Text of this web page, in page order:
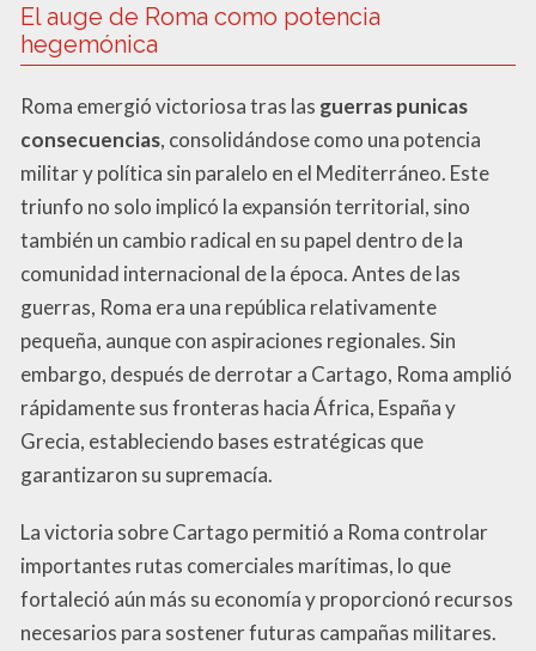
El auge de Roma como potencia
hegemónica
Roma emergió victoriosa tras las guerras punicas
consecuencias, consolidándose como una potencia
militar y política sin paralelo en el Mediterráneo. Este
triunfo no solo implicó la expansión territorial, sino
también un cambio radical en su papel dentro de la
comunidad internacional de la época. Antes de las
guerras, Roma era una república relativamente
pequeña, aunque con aspiraciones regionales. Sin
embargo, después de derrotar a Cartago, Roma amplió
rápidamente sus fronteras hacia África, España y
Grecia, estableciendo bases estratégicas que
garantizaron su supremacía.
La victoria sobre Cartago permitió a Roma controlar
importantes rutas comerciales marítimas, lo que
fortaleció aún más su economía y proporcionó recursos
necesarios para sostener futuras campañas militares.